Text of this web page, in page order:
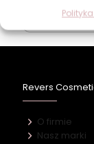
Dodaj do
Revers
O firmie
Nasz marki